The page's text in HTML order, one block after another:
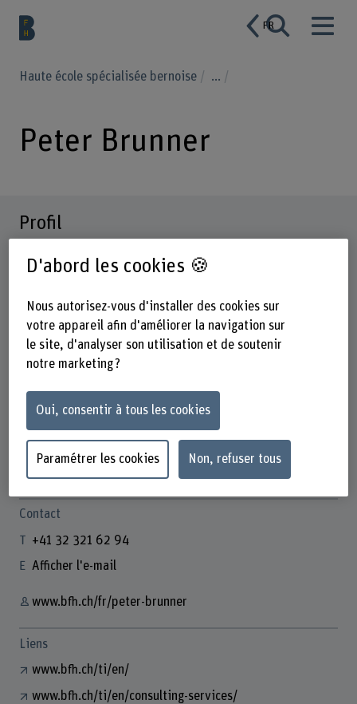
FR
Haute école spécialisée bernoise ...
Peter Brunner
Profil
Peter Brunner
Leiter Forschung und Dienstleistung
Contact
+41 32 321 62 94
Afficher l'e-mail
www.bfh.ch/fr/peter-brunner
Liens
www.bfh.ch/ti/en/
www.bfh.ch/ti/en/consulting-services/
D'abord les cookies 🍪
Nous autorisez-vous d'installer des cookies sur
votre appareil afin d'améliorer la navigation sur
le site, d'analyser son utilisation et de soutenir
notre marketing ?
Oui, consentir à tous les cookies
Paramétrer les cookies Non, refuser tous